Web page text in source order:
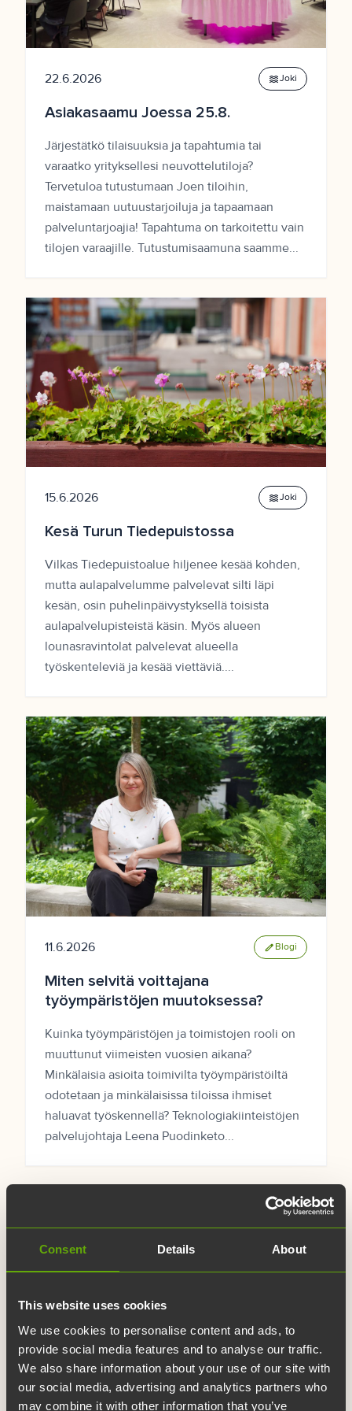
Consent Details About
This website uses cookies
We use cookies to personalise content and ads, to
provide social media features and to analyse our traffic.
We also share information about your use of our site with
our social media, advertising and analytics partners who
may combine it with other information that you’ve
22.6.2026 wavesJoki
Asiakasaamu Joessa 25.8.
Järjestätkö tilaisuuksia ja tapahtumia tai
varaatko yrityksellesi neuvottelutiloja?
Tervetuloa tutustumaan Joen tiloihin,
maistamaan uutuustarjoiluja ja tapaamaan
palveluntarjoajia! Tapahtuma on tarkoitettu vain
tilojen varaajille. Tutustumisaamuna saamme...
15.6.2026 wavesJoki
Kesä Turun Tiedepuistossa
Vilkas Tiedepuistoalue hiljenee kesää kohden,
mutta aulapalvelumme palvelevat silti läpi
kesän, osin puhelinpäivystyksellä toisista
aulapalvelupisteistä käsin. Myös alueen
lounasravintolat palvelevat alueella
työskenteleviä ja kesää viettäviä....
11.6.2026 edit Blogi
Miten selvitä voittajana
työympäristöjen muutoksessa?
Kuinka työympäristöjen ja toimistojen rooli on
muuttunut viimeisten vuosien aikana?
Minkälaisia asioita toimivilta työympäristöiltä
odotetaan ja minkälaisissa tiloissa ihmiset
haluavat työskennellä? Teknologiakiinteistöjen
palvelujohtaja Leena Puodinketo...